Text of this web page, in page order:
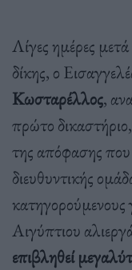
Λίγες ημέρες
δίκης, ο
Κωσταρέλλος,
πρώτο δικαστήριο,
της απόφασης
διευθυντικής
κατηγορούμενους
Αιγύπτιου
επιβληθεί